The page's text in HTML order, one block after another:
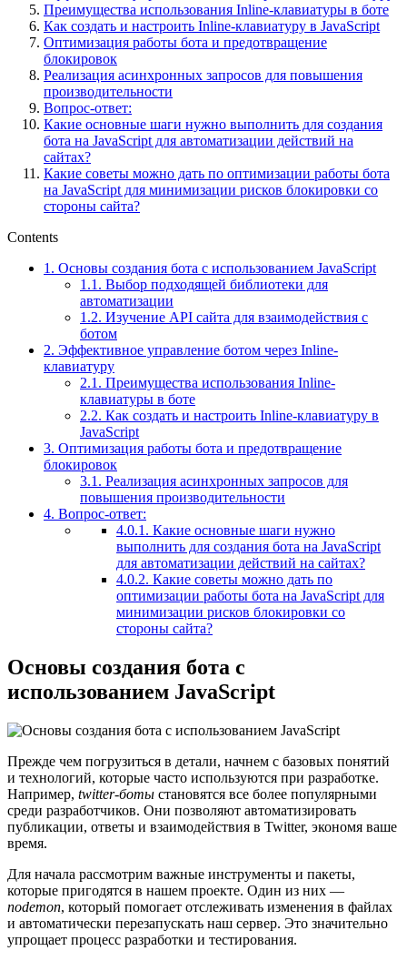
Преимущества использования Inline-клавиатуры в боте
Как создать и настроить Inline-клавиатуру в JavaScript
Оптимизация работы бота и предотвращение
блокировок
Реализация асинхронных запросов для повышения
производительности
Вопрос-ответ:
Какие основные шаги нужно выполнить для создания
бота на JavaScript для автоматизации действий на
сайтах?
Какие советы можно дать по оптимизации работы бота
на JavaScript для минимизации рисков блокировки со
стороны сайта?
Contents
1. Основы создания бота с использованием JavaScript
1.1. Выбор подходящей библиотеки для
автоматизации
1.2. Изучение API сайта для взаимодействия с
ботом
2. Эффективное управление ботом через Inline-
клавиатуру
2.1. Преимущества использования Inline-
клавиатуры в боте
2.2. Как создать и настроить Inline-клавиатуру в
JavaScript
3. Оптимизация работы бота и предотвращение
блокировок
3.1. Реализация асинхронных запросов для
повышения производительности
4. Вопрос-ответ:
4.0.1. Какие основные шаги нужно
выполнить для создания бота на JavaScript
для автоматизации действий на сайтах?
4.0.2. Какие советы можно дать по
оптимизации работы бота на JavaScript для
минимизации рисков блокировки со
стороны сайта?
Основы создания бота с
использованием JavaScript
Прежде чем погрузиться в детали, начнем с базовых понятий
и технологий, которые часто используются при разработке.
Например, twitter-боты становятся все более популярными
среди разработчиков. Они позволяют автоматизировать
публикации, ответы и взаимодействия в Twitter, экономя ваше
время.
Для начала рассмотрим важные инструменты и пакеты,
которые пригодятся в нашем проекте. Один из них —
nodemon, который помогает отслеживать изменения в файлах
и автоматически перезапускать наш сервер. Это значительно
упрощает процесс разработки и тестирования.